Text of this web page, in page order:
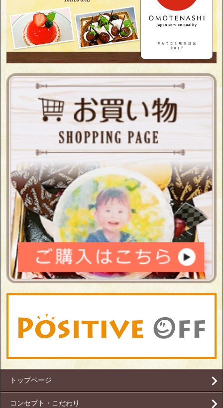
トップページ
コンセプト・こだわり